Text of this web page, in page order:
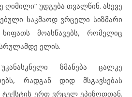
ღიმილი“ უდგება თვალწინ. ასევე
საკმაოდ ვრცელი სიზმარი
მოასწავებს, რომელიც
ელის.
ზმანება ცალკე
რადგან დიდ მსგავსებას
ერთ ვრცელ ეპიზოდთან.